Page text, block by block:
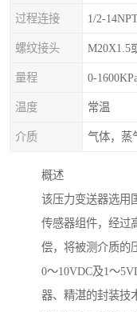
过程连接 1/2-
螺纹接头 M20X1.5
量程 0-
温度 常温
介质 气体，蒸
概述
该压力变送器选用
传感器组件，经过
偿，将被测介质的
0～10VDC及1～
器、精湛的封装技